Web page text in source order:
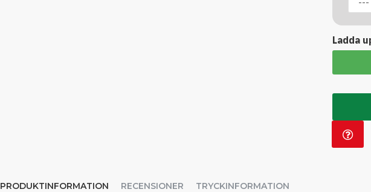
Ladda
PRODUKTINFORMATION RECENSIONER TRYCKINFORMATION